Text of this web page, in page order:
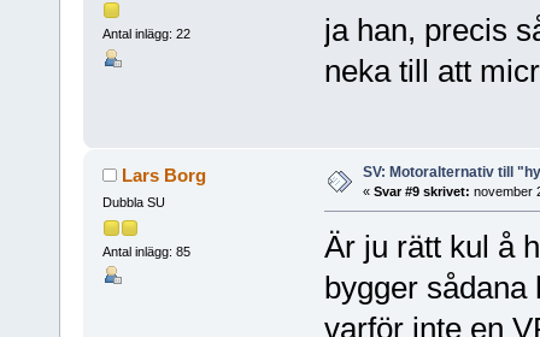
Antal inlägg: 22
ja han, precis
neka till att
Lars Borg
Dubbla SU
Antal inlägg: 85
SV: Motoralternativ till
« Svar #9 skrivet: november
Är ju rätt kul å
bygger sådana
varför inte en